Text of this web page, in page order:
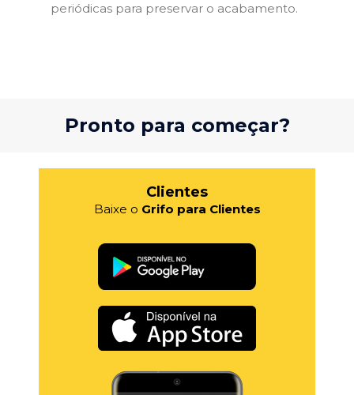
periódicas para preservar o acabamento.
Pronto para começar?
Clientes
Baixe o Grifo para Clientes